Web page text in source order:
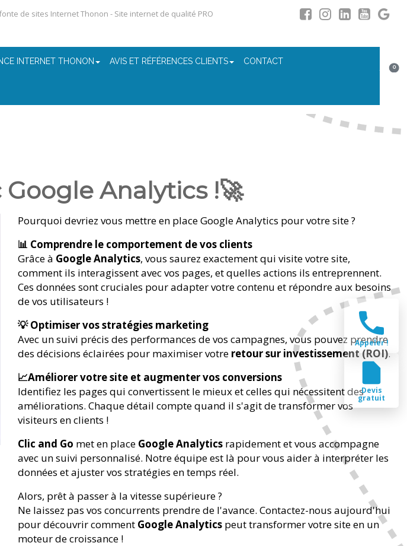
de sites Internet Thonon - Site internet de qualité PRO
INTERNET THONON AVIS ET RÉFÉRENCES CLIENTS CONTACT
0
Analytics !🚀
Pourquoi devriez vous mettre en place Google Analytics pour votre site ?
📊 Comprendre le comportement de vos clients
Grâce à Google Analytics, vous saurez exactement qui visite votre site,
comment ils interagissent avec vos pages, et quelles actions ils entreprennent.
Ces données sont cruciales pour adapter votre contenu et répondre aux besoins
de vos utilisateurs !
💡 Optimiser vos stratégies marketing
Avec un suivi précis des performances de vos campagnes, vous pouvez prendre
des décisions éclairées pour maximiser votre retour sur investissement (ROI).
📈Améliorer votre site et augmenter vos conversions
Identifiez les pages qui convertissent le mieux et celles qui nécessitent des
améliorations. Chaque détail compte quand il s'agit de transformer vos
visiteurs en clients !
Clic and Go met en place Google Analytics rapidement et vous accompagne
avec un suivi personnalisé. Notre équipe est là pour vous aider à interpréter les
données et ajuster vos stratégies en temps réel.
Alors, prêt à passer à la vitesse supérieure ?
Ne laissez pas vos concurrents prendre de l'avance. Contactez-nous aujourd'hui
pour découvrir comment Google Analytics peut transformer votre site en un
moteur de croissance !
Appeler !
Devis
gratuit